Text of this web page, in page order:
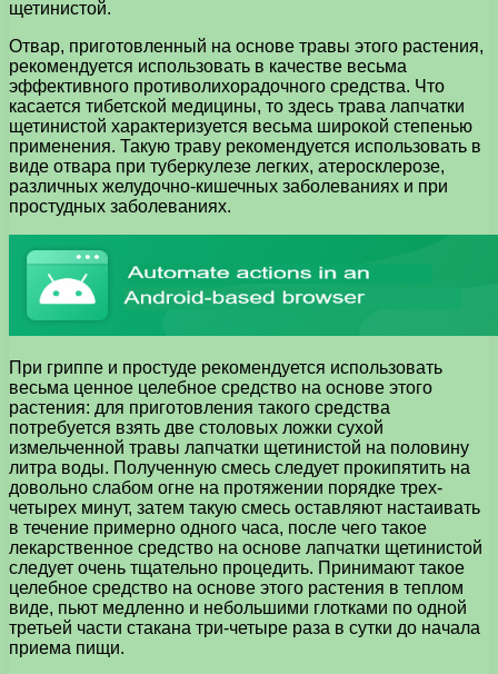
щетинистой.
Отвар, приготовленный на основе травы этого растения,
рекомендуется использовать в качестве весьма
эффективного противолихорадочного средства. Что
касается тибетской медицины, то здесь трава лапчатки
щетинистой характеризуется весьма широкой степенью
применения. Такую траву рекомендуется использовать в
виде отвара при туберкулезе легких, атеросклерозе,
различных желудочно-кишечных заболеваниях и при
простудных заболеваниях.
При гриппе и простуде рекомендуется использовать
весьма ценное целебное средство на основе этого
растения: для приготовления такого средства
потребуется взять две столовых ложки сухой
измельченной травы лапчатки щетинистой на половину
литра воды. Полученную смесь следует прокипятить на
довольно слабом огне на протяжении порядке трех-
четырех минут, затем такую смесь оставляют настаивать
в течение примерно одного часа, после чего такое
лекарственное средство на основе лапчатки щетинистой
следует очень тщательно процедить. Принимают такое
целебное средство на основе этого растения в теплом
виде, пьют медленно и небольшими глотками по одной
третьей части стакана три-четыре раза в сутки до начала
приема пищи.